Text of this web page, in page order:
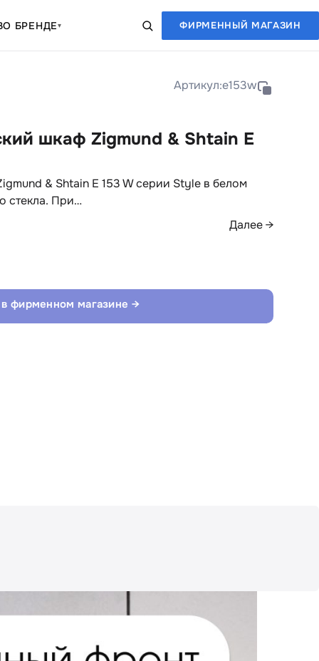
О БРЕНДЕ▾ ФИРМЕННЫЙ МАГАЗИН
Артикул:e153w
шкаф Zigmund & Shtain E
& Shtain E 153 W серии Style в белом
стекла. При…
Далее →
в фирменном магазине →